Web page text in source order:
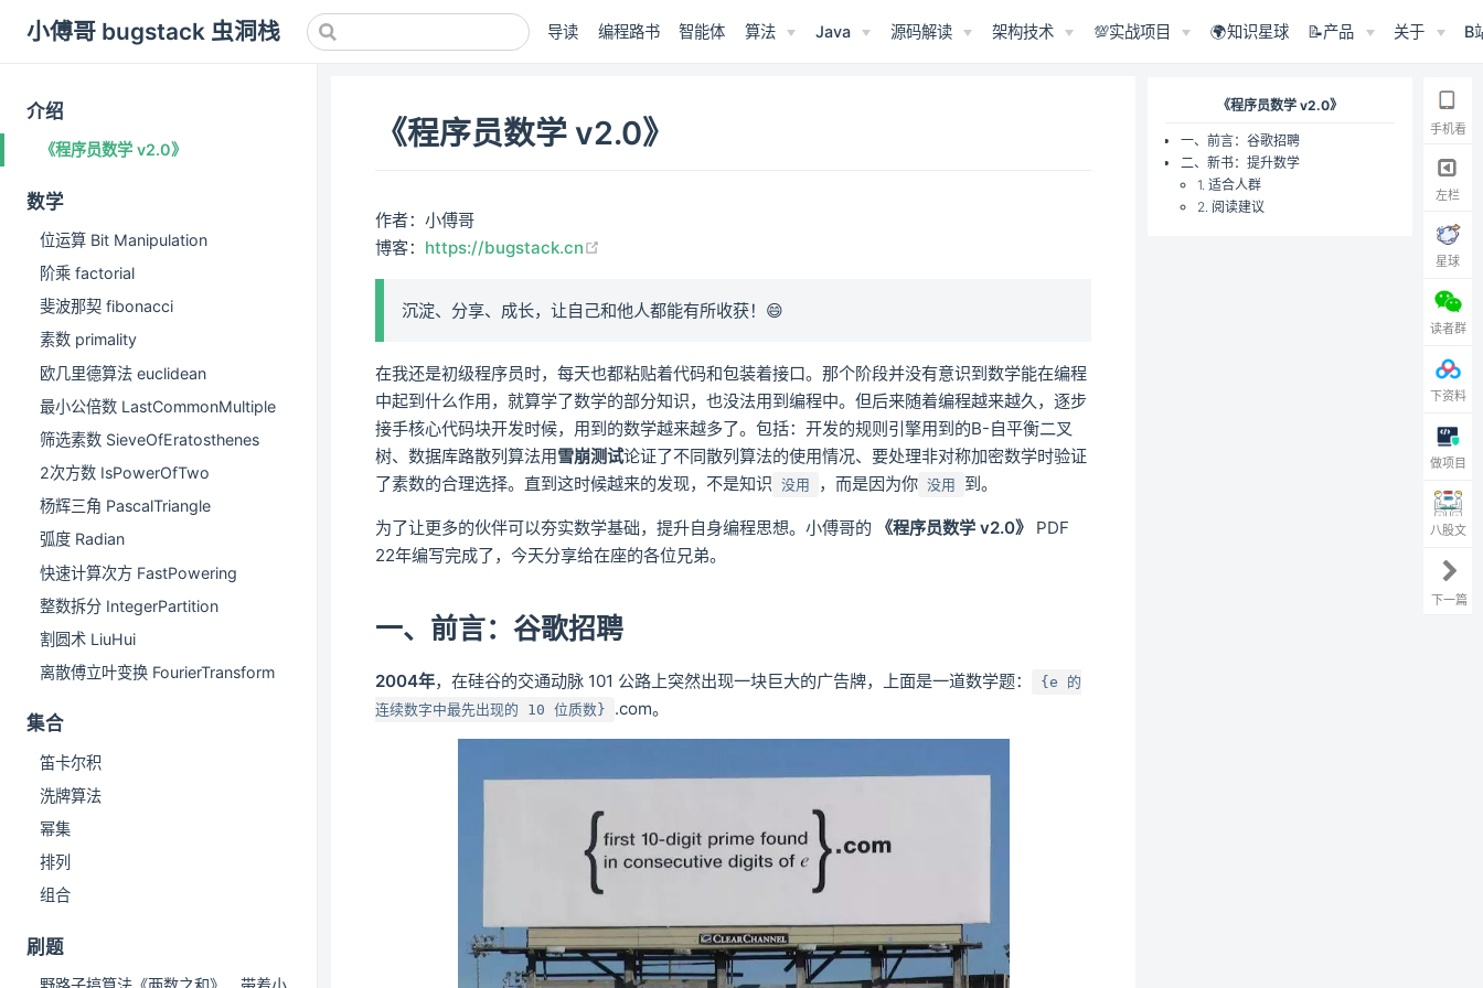
小傅哥 bugstack 虫洞栈 导读 编程路书 智能体 算法 Java 源码解读 架构技术 💯实战项目 🌍知识星球 📝产品 关于 B
介绍
《程序员数学 v2.0》
数学
位运算 Bit Manipulation
阶乘 factorial
斐波那契 fibonacci
素数 primality
欧几里德算法 euclidean
最小公倍数 LastCommonMultiple
筛选素数 SieveOfEratosthenes
2次方数 IsPowerOfTwo
杨辉三角 PascalTriangle
弧度 Radian
快速计算次方 FastPowering
整数拆分 IntegerPartition
割圆术 LiuHui
离散傅立叶变换 FourierTransform
集合
笛卡尔积
洗牌算法
幂集
排列
组合
刷题
《程序员数学 v2.0》
作者：小傅哥
博客： https://bugstack.cn
沉淀、分享、成长，让自己和他人都能有所收获！😄
在我还是初级程序员时，每天也都粘贴着代码和包装着接口。那个阶段并没有意识到数学能在编程
中起到什么作用，就算学了数学的部分知识，也没法用到编程中。但后来随着编程越来越久，逐步
接手核心代码块开发时候，用到的数学越来越多了。包括：开发的规则引擎用到的B-自平衡二叉
树、数据库路散列算法用雪崩测试论证了不同散列算法的使用情况、要处理非对称加密数学时验证
了素数的合理选择。直到这时候越来的发现，不是知识 没用 ，而是因为你 没用 到。
为了让更多的伙伴可以夯实数学基础，提升自身编程思想。小傅哥的 《程序员数学 v2.0》
PDF
22年编写完成了，今天分享给在座的各位兄弟。
一、前言：谷歌招聘
2004年，在硅谷的交通动脉 101 公路上突然出现一块巨大的广告牌，上面是一道数学题：
{e 的
连续数字中最先出现的 10 位质数}
.com。
《程序员数学 v2.0》
一、前言：谷歌招聘
二、新书：提升数学
1. 适合人群
2. 阅读建议
手机看
左栏
星球
读者群
下资料
做项目
八股文
下一篇